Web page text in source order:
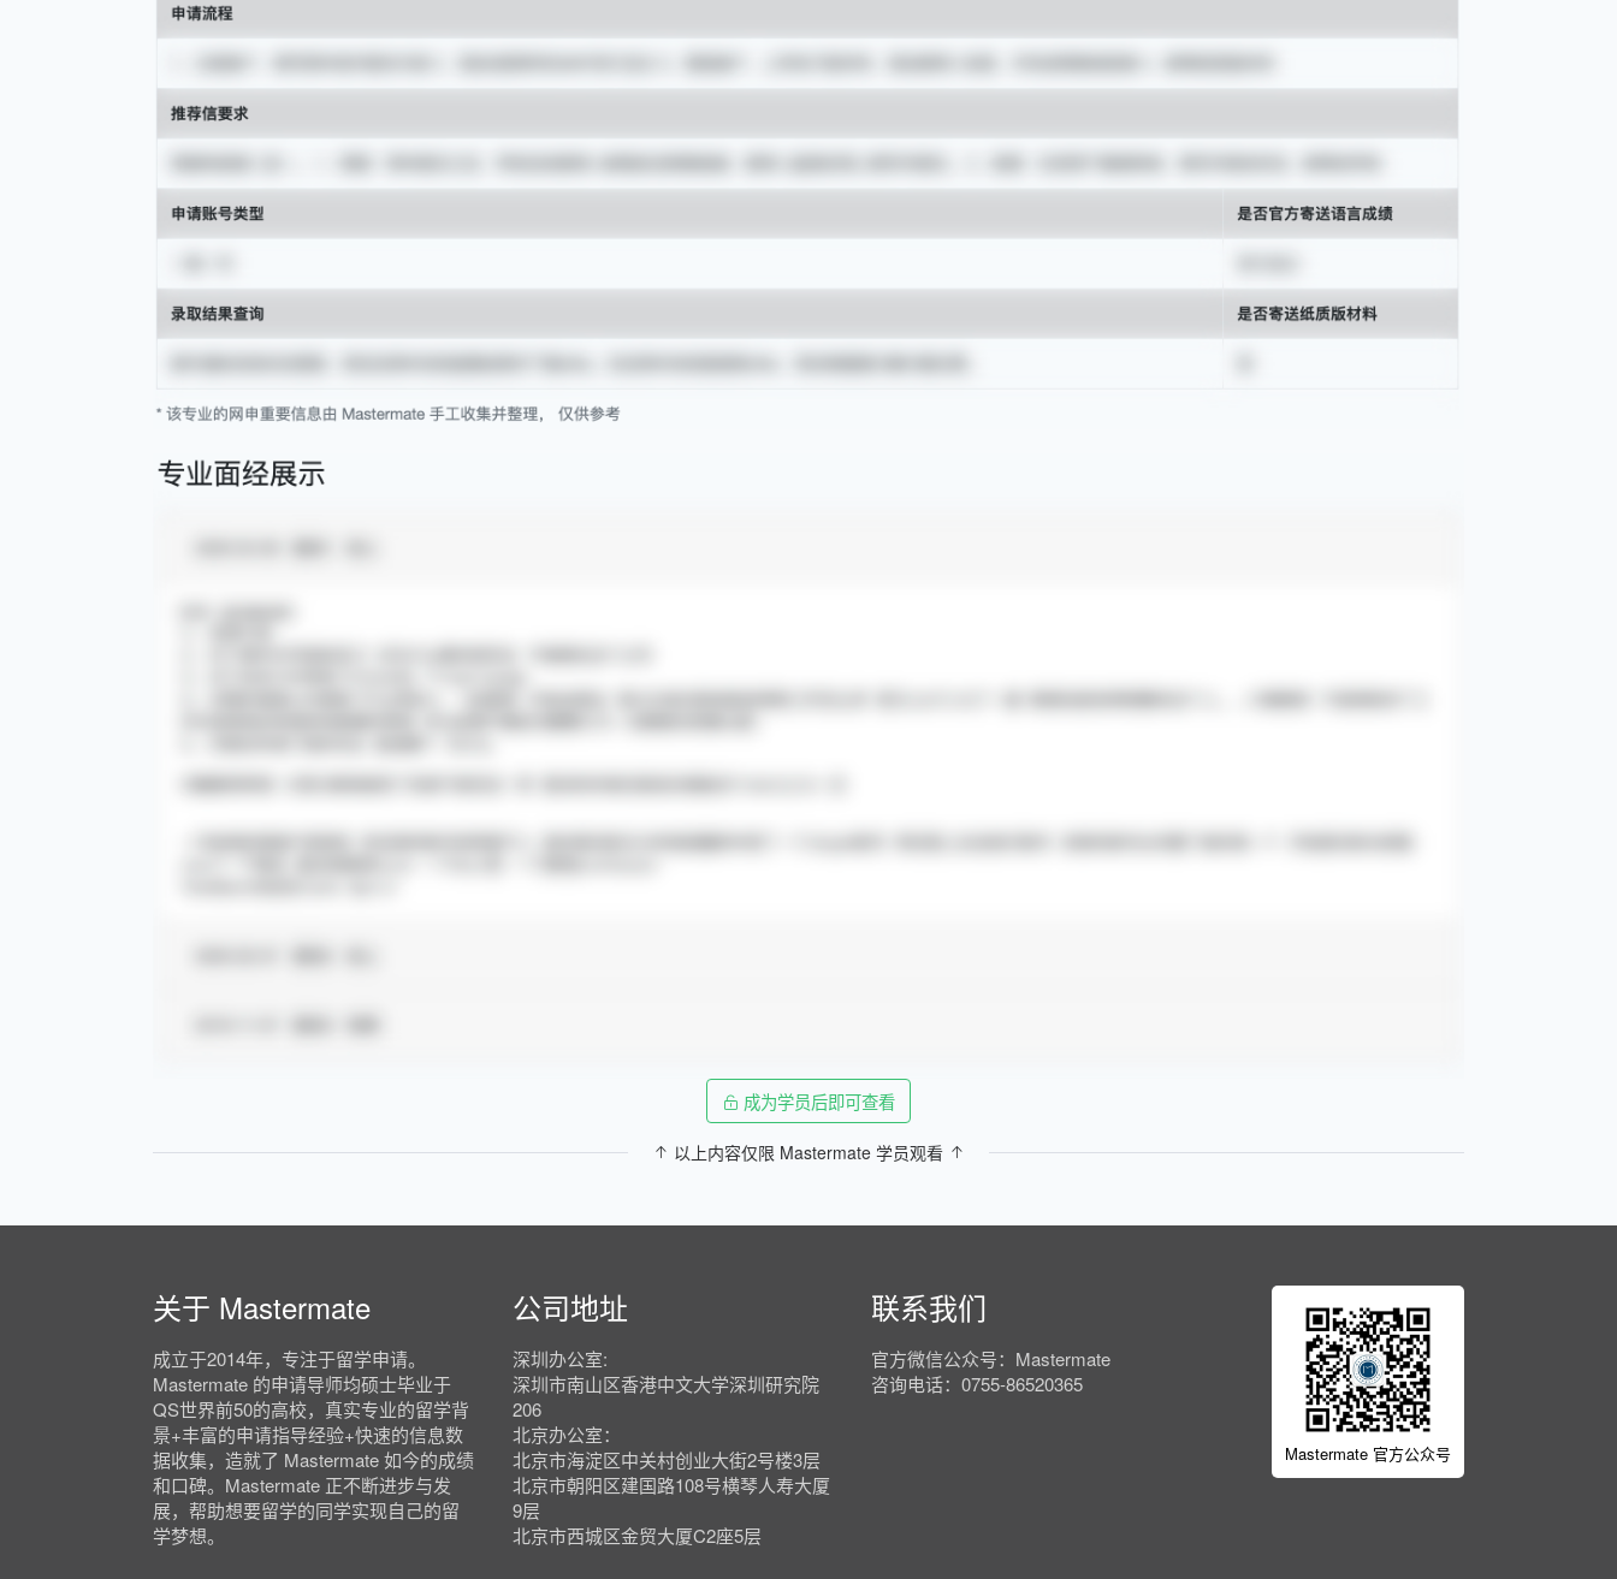
成为学员后即可查看
以上内容仅限 Mastermate 学员观看
关于 Mastermate
成立于2014年，专注于留学申请。
Mastermate 的申请导师均硕士毕业于
QS世界前50的高校，真实专业的留学背
景+丰富的申请指导经验+快速的信息数
据收集，造就了 Mastermate 如今的成绩
和口碑。Mastermate 正不断进步与发
展，帮助想要留学的同学实现自己的留
学梦想。
公司地址
深圳办公室:
深圳市南山区香港中文大学深圳研究院
206
北京办公室：
北京市海淀区中关村创业大街2号楼3层
北京市朝阳区建国路108号横琴人寿大厦
9层
北京市西城区金贸大厦C2座5层
联系我们
官方微信公众号：Mastermate
咨询电话：0755-86520365
Mastermate 官方公众号